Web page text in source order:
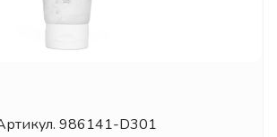
986141-D301